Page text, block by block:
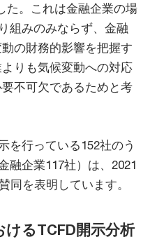
た。これは金融企業の場
組みのみならず、金融
の財務的影響を把握す
りも気候変動への対応
不可欠であるためと考
を行っている152社のう
融企業117社）は、2021
同を表明しています。
けるTCFD開示分析